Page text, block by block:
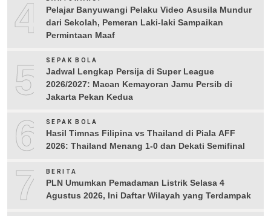
4
Pelajar Banyuwangi Pelaku Video Asusila Mundur
dari Sekolah, Pemeran Laki-laki Sampaikan
Permintaan Maaf
5 SEPAK BOLA
Jadwal Lengkap Persija di Super League
2026/2027: Macan Kemayoran Jamu Persib di
Jakarta Pekan Kedua
6 SEPAK BOLA
Hasil Timnas Filipina vs Thailand di Piala AFF
2026: Thailand Menang 1-0 dan Dekati Semifinal
7 BERITA
PLN Umumkan Pemadaman Listrik Selasa 4
Agustus 2026, Ini Daftar Wilayah yang Terdampak